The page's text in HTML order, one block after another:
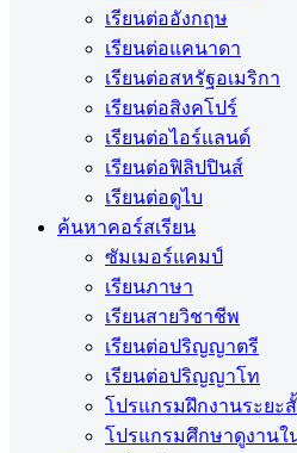
เรียนต่ออังกฤษ
เรียนต่อแคนาดา
เรียนต่อสหรัฐอเมริกา
เรียนต่อสิงคโปร์
เรียนต่อไอร์แลนด์
เรียนต่อฟิลิปปินส์
เรียนต่อดูไบ
ค้นหาคอร์สเรียน
ซัมเมอร์แคมป์
เรียนภาษา
เรียนสายวิชาชีพ
เรียนต่อปริญญาตรี
เรียนต่อปริญญาโท
โปรแกรมฝึกงานระยะ
โปรแกรมศึกษาดูงานใ